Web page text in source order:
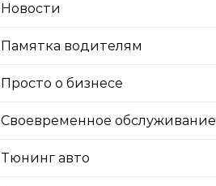
Новости
Памятка водителям
Просто о бизнесе
Своевременное обслуживание
Тюнинг авто